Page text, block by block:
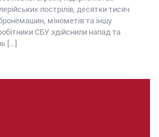
пострілів, десятки тисяч
мінометів та іншу
СБУ здійснили напад та
[…]